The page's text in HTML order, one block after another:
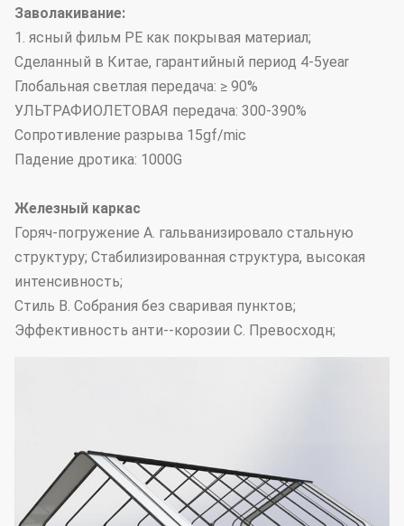
Заволакивание:
1. ясный фильм PE как покрывая материал;
Сделанный в Китае, гарантийный период 4-5year
Глобальная светлая передача: ≥ 90%
УЛЬТРАФИОЛЕТОВАЯ передача: 300-390%
Сопротивление разрыва 15gf/mic
Падение дротика: 1000G
Железный каркас
Горяч-погружение A. гальванизировало стальную
структуру; Стабилизированная структура, высокая
интенсивность;
Стиль B. Собрания без сваривая пунктов;
Эффективность анти--корозии C. Превосходн;